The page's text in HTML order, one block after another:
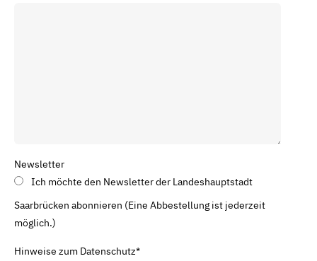
Newsletter
Ich möchte den Newsletter der Landeshauptstadt
Saarbrücken abonnieren (Eine Abbestellung ist jederzeit
möglich.)
Hinweise zum Datenschutz*